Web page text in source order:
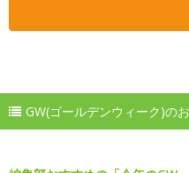
GW(ゴールデンウィーク)の